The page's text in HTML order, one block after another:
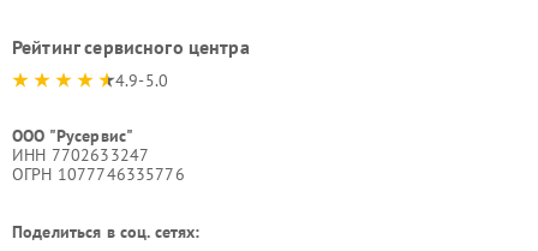
Рейтинг сервисного центра
4.9-5.0
ООО "Русервис"
ИНН 7702633247
ОГРН 1077746335776
Поделиться в соц. сетях: